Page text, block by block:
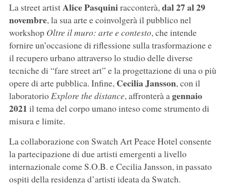
La street artistAlice Pasquiniracconterà,dal 27 al 29
novembre, la sua arte e coinvolgerà il pubblico nel
workshop Oltre il muro: arte e contesto, che intende
fornire un’occasione di riflessione sulla trasformazione e
il recupero urbano attraverso lo studio delle diverse
tecniche di “fare street art” e la progettazione di una o più
opere di arte pubblica. Infine,Cecilia Jansson, con il
laboratorioExplore the distance, affronterà agennaio
2021 il tema del corpo umano inteso come strumento di
misura e limite.
La collaborazione con Swatch Art Peace Hotel consente
la partecipazione di due artisti emergenti a livello
internazionale come S.O.B. e Cecilia Jansson, in passato
ospiti della residenza d’artisti ideata da Swatch.